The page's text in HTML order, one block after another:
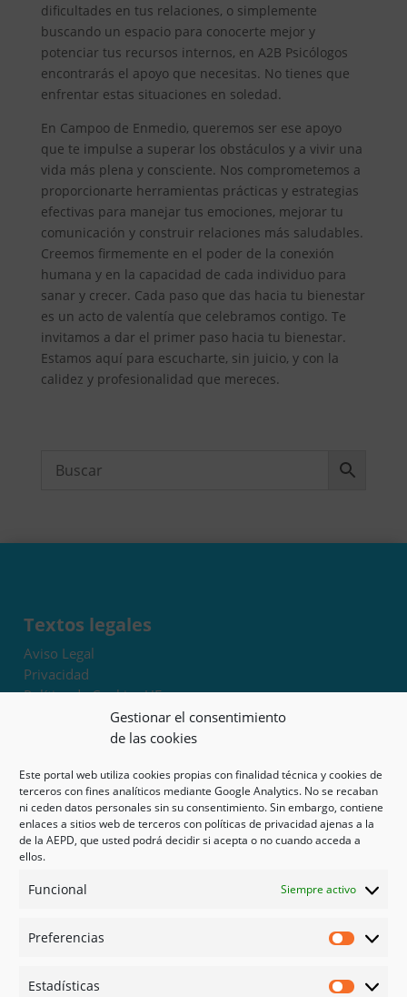
Gestionar el consentimiento
de las cookies
Este portal web utiliza cookies propias con finalidad técnica y cookies de
terceros con fines analíticos mediante Google Analytics. No se recaban
ni ceden datos personales sin su consentimiento. Sin embargo, contiene
enlaces a sitios web de terceros con políticas de privacidad ajenas a la
de la AEPD, que usted podrá decidir si acepta o no cuando acceda a
ellos.
Funcional Siempre activo
Preferencias
Estadísticas
dificultades en tus relaciones, o simplemente
buscando un espacio para conocerte mejor y
potenciar tus recursos internos, en A2B Psicólogos
encontrarás el apoyo que necesitas. No tienes que
enfrentar estas situaciones en soledad.
En Campoo de Enmedio, queremos ser ese apoyo
que te impulse a superar los obstáculos y a vivir una
vida más plena y consciente. Nos comprometemos a
proporcionarte herramientas prácticas y estrategias
efectivas para manejar tus emociones, mejorar tu
comunicación y construir relaciones más saludables.
Creemos firmemente en el poder de la conexión
humana y en la capacidad de cada individuo para
sanar y crecer. Cada paso que das hacia tu bienestar
es un acto de valentía que celebramos contigo. Te
invitamos a dar el primer paso hacia tu bienestar.
Estamos aquí para escucharte, sin juicio, y con la
calidez y profesionalidad que mereces.
Textos legales
Aviso Legal
Privacidad
Política de Cookies UE
Términos y condiciones
Exoneración de responsabilidad
Mapa del sitio
Mi cuenta
Tienda
Psicología en Murcia
Guías
Redes sociales
Instagram